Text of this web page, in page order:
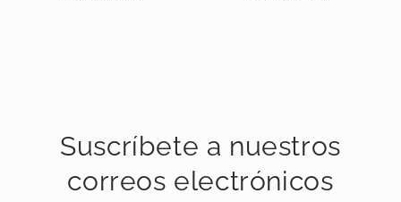
Suscríbete a nuestros
correos electrónicos